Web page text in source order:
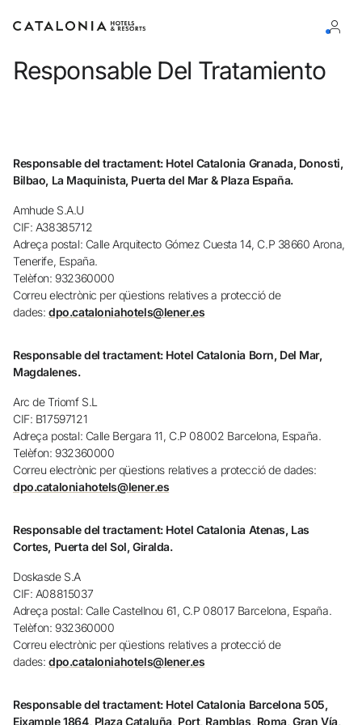
Inicia sessió al teu compte
Has oblidat la teva contrasenya?
o utilitza una d'aquestes opcions
Inicia sessió només amb el mail
Gaudeix els beneficis de formar part de
Millor preu garantit
Cancel·lació gratuïta
Guanya diners amb les teves reserves
Responsable Del Tratamiento
Responsable del tractament: Hotel Catalonia Granada, Donosti,
Bilbao, La Maquinista, Puerta del Mar & Plaza España.
Amhude S.A.U
CIF: A38385712
Adreça postal: Calle Arquitecto Gómez Cuesta 14, C.P 38660 Arona,
Tenerife, España.
Telèfon: 932360000
Correu electrònic per qüestions relatives a protecció de
dades:dpo.cataloniahotels@lener.es
Responsable del tractament: Hotel Catalonia Born, Del Mar,
Magdalenes.
Arc de Triomf S.L
CIF: B17597121
Adreça postal: Calle Bergara 11, C.P 08002 Barcelona, España.
Telèfon: 932360000
Correu electrònic per qüestions relatives a protecció de dades:
dpo.cataloniahotels@lener.es
Responsable del tractament: Hotel Catalonia Atenas, Las
Cortes, Puerta del Sol, Giralda.
Doskasde S.A
CIF: A08815037
Adreça postal: Calle Castellnou 61, C.P 08017 Barcelona, España.
Telèfon: 932360000
Correu electrònic per qüestions relatives a protecció de
dades:dpo.cataloniahotels@lener.es
Responsable del tractament: Hotel Catalonia Barcelona 505,
Eixample 1864, Plaza Cataluña, Port, Ramblas, Roma, Gran Vía,